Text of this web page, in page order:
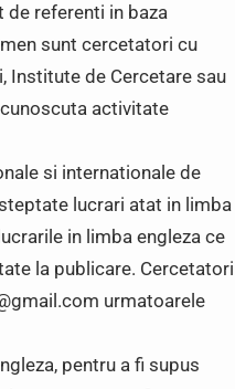
de referenti in baza
sunt cercetatori cu
Institute de Cercetare sau
activitate
si internationale de
lucrari atat in limba
in limba engleza ce
la publicare. Cercetatori
urmatoarele
pentru a fi supus